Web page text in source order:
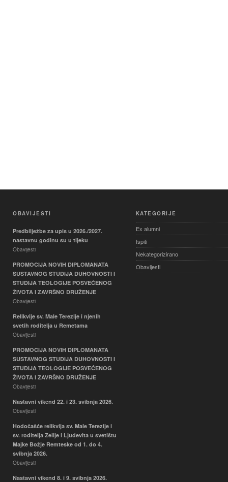
OBAVIJESTI
Predbilježbe za upis u 2026./2027.
nastavnu godinu su u tijeku
Obavijesti
PROMOCIJA NOVIH DIPLOMANATA
SUSTAVNOG STUDIJA DUHOVNOSTI I
STUDIJA TEOLOGIJE POSVEĆENOG
ŽIVOTA I ZAVRŠNO DRUŽENJE
Obavijesti
Relikvije sv. Male Terezije i njenih
svetih roditelja u Remetama
Obavijesti
PROMOCIJA NOVIH DIPLOMANATA
SUSTAVNOG STUDIJA DUHOVNOSTI I
STUDIJA TEOLOGIJE POSVEĆENOG
ŽIVOTA I ZAVRŠNO DRUŽENJE
Obavijesti
Nastavni vikend 22. i 23. svibnja 2026.
Obavijesti
Hodočašće relikvija sv. Male Terezije i
sv. roditelja Zelije i Ljudevita u svetištu
Majke Božje Remteske od 1. do 4.
svibnja 2026.
Obavijesti
Nastavni vikend 8. i 9. svibnja 2026.
KATEGORIJE
Ex alumni
Ispiti
Nekategorizirano
Obavijesti